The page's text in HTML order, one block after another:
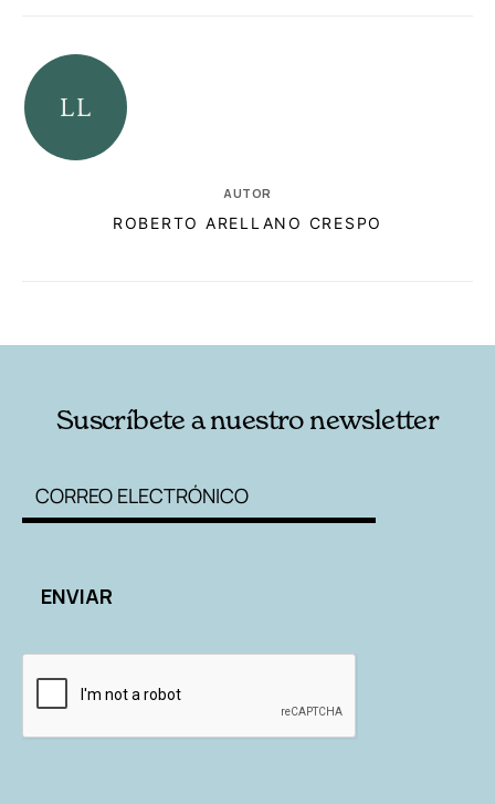
AUTOR
ROBERTO ARELLANO CRESPO
Suscríbete a nuestro newsletter